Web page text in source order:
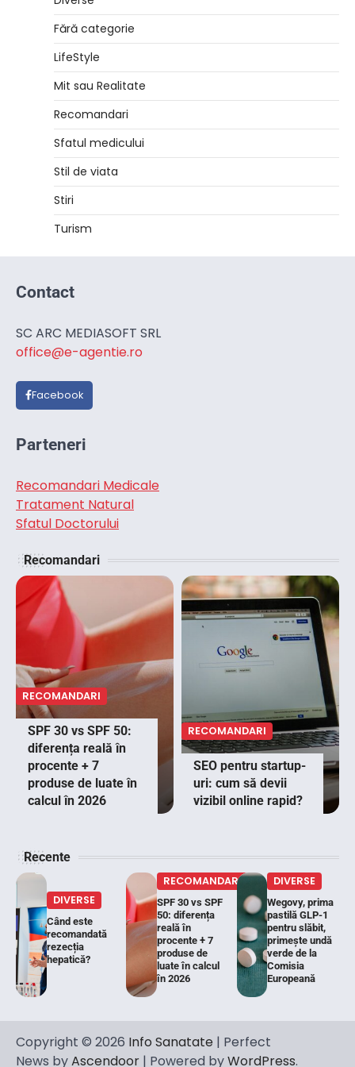
Fără categorie
LifeStyle
Mit sau Realitate
Recomandari
Sfatul medicului
Stil de viata
Stiri
Turism
Contact
SC ARC MEDIASOFT SRL
office@e-agentie.ro
Facebook
Parteneri
Recomandari Medicale
Tratament Natural
Sfatul Doctorului
Recomandari
RECOMANDARI
SPF 30 vs SPF 50:
diferența reală în
procente + 7
produse de luate în
calcul în 2026
RECOMANDARI
SEO pentru startup-
uri: cum să devii
vizibil online rapid?
Recente
DIVERSE
Când este
recomandată
rezecția
hepatică?
RECOMANDARI
SPF 30 vs SPF
50: diferența
reală în
procente + 7
produse de
luate în calcul
în 2026
DIVERSE
Wegovy, prima
pastilă GLP-1
pentru slăbit,
primește undă
verde de la
Comisia
Europeană
Copyright © 2026 Info Sanatate | Perfect
News byAscendoor | Powered byWordPress.